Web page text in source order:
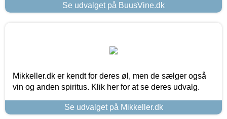
Se udvalget på BuusVine.dk
Mikkeller.dk er kendt for deres øl, men de sælger også
vin og anden spiritus. Klik her for at se deres udvalg.
Se udvalget på Mikkeller.dk